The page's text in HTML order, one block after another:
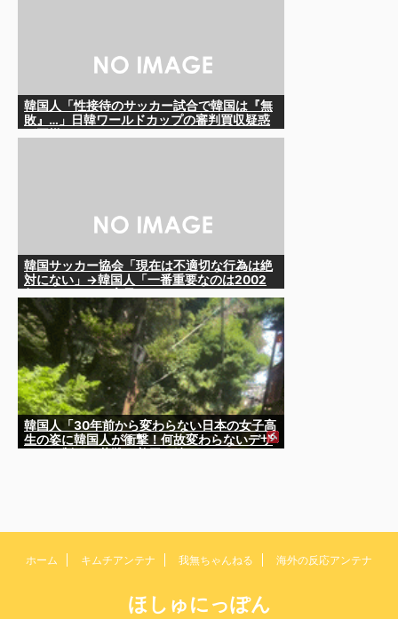
韓国人「性接待のサッカー試合で韓国は『無
敗』…」日韓ワールドカップの審判買収疑惑
韓国サッカー協会「現在は不適切な行為は絶
対にない」→韓国人「一番重要なのは2002
「責任逃れが本当にひどい・・・」
韓国人「30年前から変わらない日本の女子高
生の姿に韓国人が衝撃！何故変わらないデザ
ホーム キムチアンテナ 我無ちゃんねる 海外の反応アンテナ
ほしゅにっぽん